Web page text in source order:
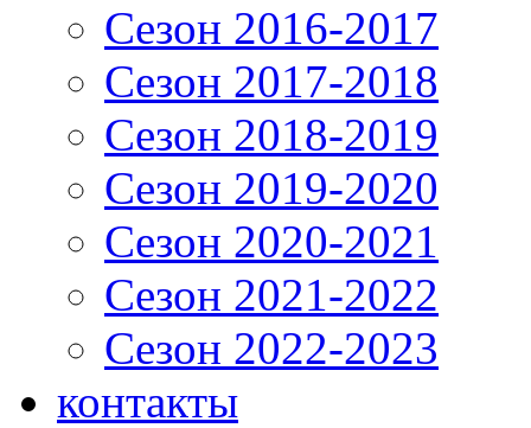
Сезон 2016-2017
Сезон 2017-2018
Сезон 2018-2019
Сезон 2019-2020
Сезон 2020-2021
Сезон 2021-2022
Сезон 2022-2023
контакты